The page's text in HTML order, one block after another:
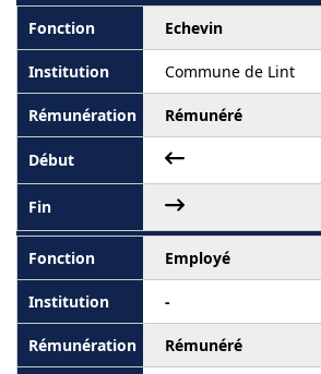
Echevin
Commune de Lint
Rémunéré
Employé
-
Rémunéré